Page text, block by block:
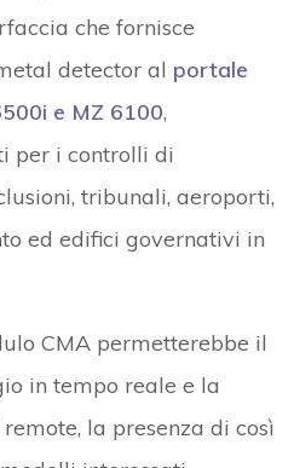
che fornisce
detector al portale
e MZ 6100,
per i controlli di
tribunali, aeroporti,
ed edifici governativi in
CMA permetterebbe il
in tempo reale e la
la presenza di così